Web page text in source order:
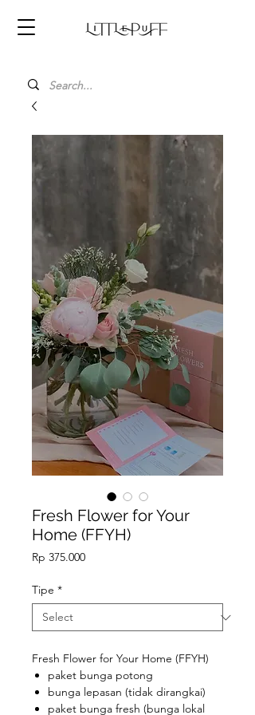
Fresh Flower for Your
Home (FFYH)
Rp 375.000Price
Tipe *
Fresh Flower for Your Home (FFYH)
paket bunga potong
bunga lepasan (tidak dirangkai)
paket bunga fresh (bunga lokal